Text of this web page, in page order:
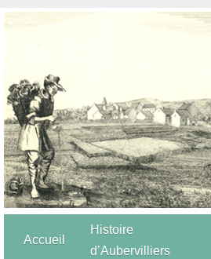
Accueil
Histoire
d’Aubervilliers